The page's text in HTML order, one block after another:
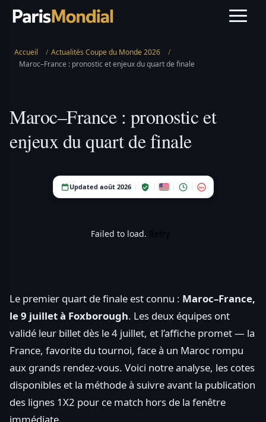
Accueil / Actualités Coupe du Monde 2026
/
Maroc–France : pronostic et enjeux du quart de finale
Maroc–France : pronostic et
enjeux du quart de finale
Updated août 2026 18+
Failed to load.
Le premier quart de finale est connu : Maroc–France,
le 9 juillet à Foxborough. Les deux équipes ont
validé leur billet dès le 4 juillet, et l’affiche promet — la
France, favorite du tournoi, face à un Maroc rompu
aux grands rendez-vous. Voici notre analyse, les cotes
disponibles et la méthode à suivre avant la publication
des lignes 1X2 pour ce match hors de la fenêtre
immédiate.